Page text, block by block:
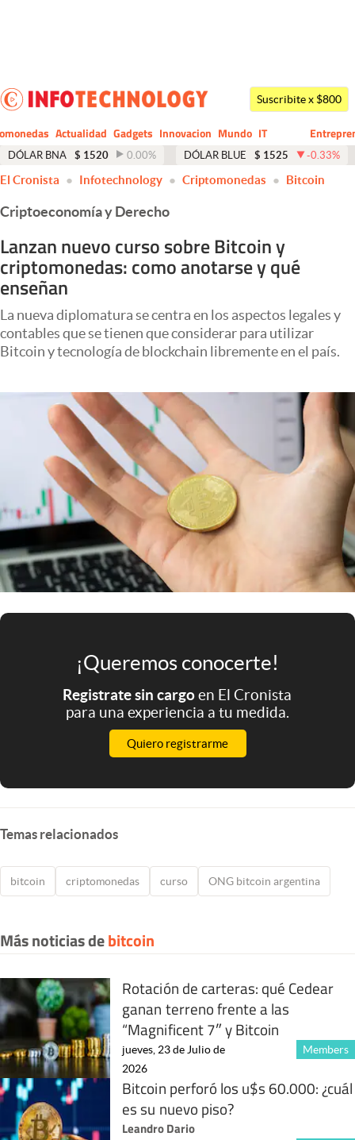
Dólar
Economía y Política
Finanzas y Mercados
Mercados Online
Negocios
Columnistas
Apertura
Clase
Mundial 2026
Eventos Corporativos
El Cronista Studio
Mediakit
abre en nueva pestaña
Argentina
Suscribite x $800
Actualidad Gadgets Innovacion Mundo
CIO
IT
Business
DÓLAR BNA $ 1520 0.00% DÓLAR BLUE $ 1525 -0.33%
El Cronista Infotechnology Criptomonedas Bitcoin
Criptoeconomía y Derecho
Lanzan nuevo curso sobre Bitcoin y
criptomonedas: como anotarse y qué
enseñan
La nueva diplomatura se centra en los aspectos legales y
contables que se tienen que considerar para utilizar
Bitcoin y tecnología de blockchain libremente en el país.
¡Queremos conocerte!
Registrate sin cargoen El Cronista
para una experiencia a tu medida.
Quiero registrarme
Temas relacionados
bitcoin criptomonedas curso ONG bitcoin argentina
Más noticias debitcoin
Rotación de carteras: qué Cedear
ganan terreno frente a las
“Magnificent 7″ y Bitcoin
Members
jueves, 23 de Julio de
2026
Bitcoin perforó los u$s 60.000: ¿cuál
es su nuevo piso?
Leandro Dario